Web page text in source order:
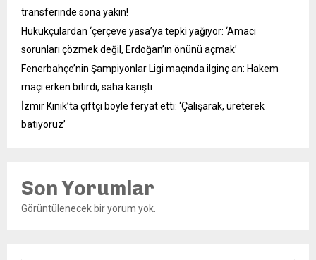
transferinde sona yakın!
Hukukçulardan ‘çerçeve yasa’ya tepki yağıyor: ‘Amacı
sorunları çözmek değil, Erdoğan’ın önünü açmak’
Fenerbahçe’nin Şampiyonlar Ligi maçında ilginç an: Hakem
maçı erken bitirdi, saha karıştı
İzmir Kınık’ta çiftçi böyle feryat etti: ‘Çalışarak, üreterek
batıyoruz’
Son Yorumlar
Görüntülenecek bir yorum yok.